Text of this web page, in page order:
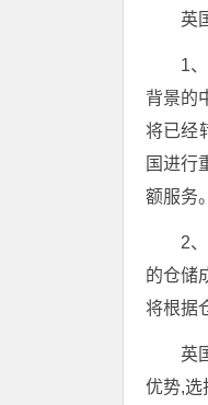
英
1
背景的
将已经
国进行
额服务
2
的仓储
将根据
英
优势,选